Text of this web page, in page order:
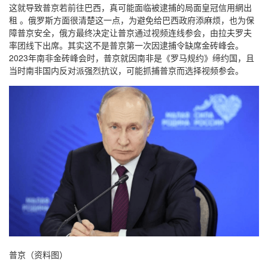
这就导致普京若前往巴西，真可能面临被逮捕的局面皇冠信用網出
租 。俄罗斯方面很清楚这一点，为避免给巴西政府添麻烦，也为保
障普京安全，俄方最终决定让普京通过视频连线参会，由拉夫罗夫
率团线下出席。其实这不是普京第一次因逮捕令缺席金砖峰会。
2023年南非金砖峰会时，普京就因南非是《罗马规约》缔约国，且
当时南非国内反对派强烈抗议，可能抓捕普京而选择视频参会。
普京（资料图）